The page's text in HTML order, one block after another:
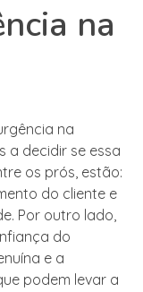
na
na
a decidir se essa
os prós, estão:
do cliente e
Por outro lado,
do
e a
podem levar a